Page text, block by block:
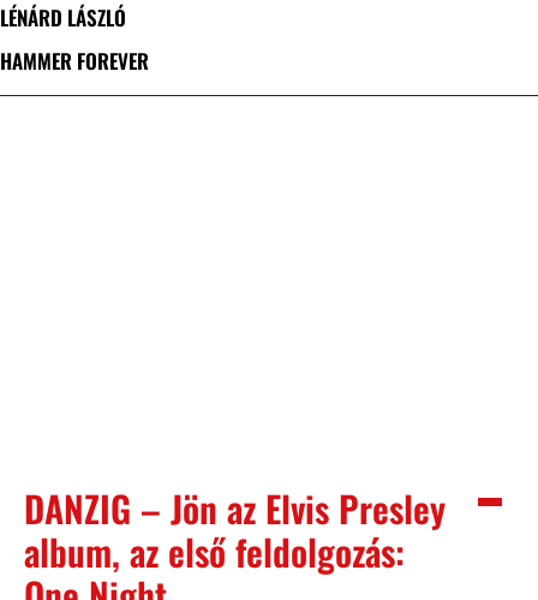
LÉNÁRD LÁSZLÓ
HAMMER FOREVER
DANZIG – Jön az Elvis Presley
album, az első feldolgozás: